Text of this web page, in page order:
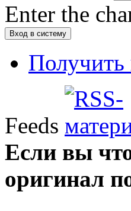
Enter the
Feeds
Если вы
оригинал